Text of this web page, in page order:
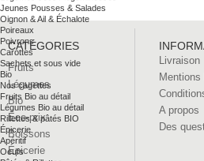
Jeunes Pousses & Salades
Oignon & Ail & Échalote
Poireaux
Poivrons
Carottes
Sachets et sous vide
Bio
Nos cagettes
Fruits Bio au détail
Légumes Bio au détail
Rillettes & pâtés BIO
Épicerie
Apéritif
Oeufs
CATÉGORIES
Fruits
Légumes
Bio
Éco-prix
Boissons
Épicerie
Livraison
Mentions
A propos
Des